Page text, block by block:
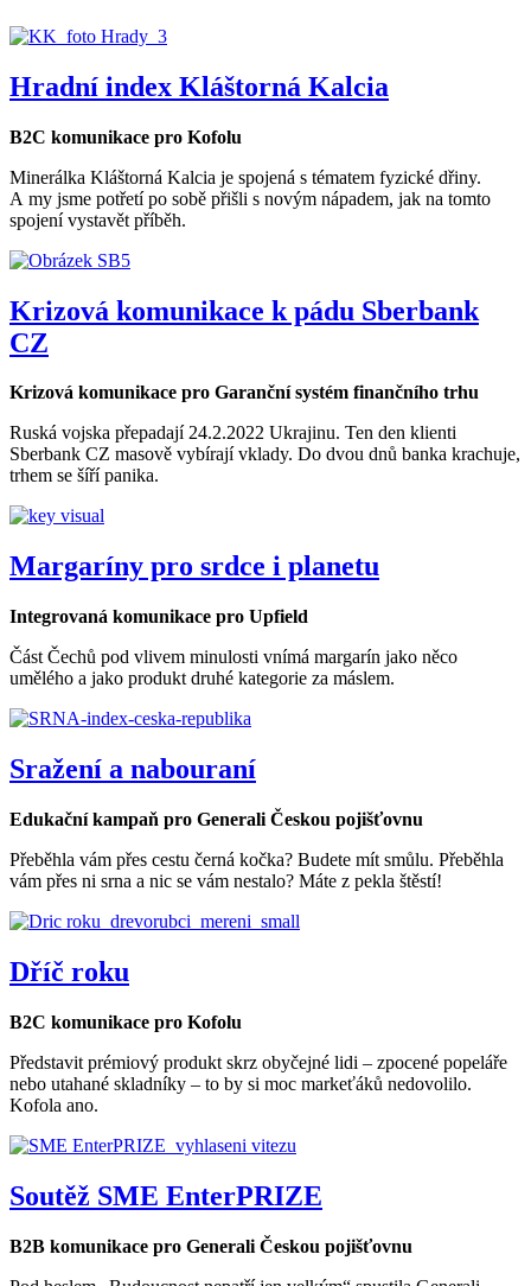
Hradní index Kláštorná Kalcia
B2C komunikace pro Kofolu
Minerálka Kláštorná Kalcia je spojená s tématem fyzické dřiny.
A my jsme potřetí po sobě přišli s novým nápadem, jak na tomto
spojení vystavět příběh.
Krizová komunikace k pádu Sberbank
CZ
Krizová komunikace pro Garanční systém finančního trhu
Ruská vojska přepadají 24.2.2022 Ukrajinu. Ten den klienti
Sberbank CZ masově vybírají vklady. Do dvou dnů banka krachuje,
trhem se šíří panika.
Margaríny pro srdce i planetu
Integrovaná komunikace pro Upfield
Část Čechů pod vlivem minulosti vnímá margarín jako něco
umělého a jako produkt druhé kategorie za máslem.
Sražení a nabouraní
Edukační kampaň pro Generali Českou pojišťovnu
Přeběhla vám přes cestu černá kočka? Budete mít smůlu. Přeběhla
vám přes ni srna a nic se vám nestalo? Máte z pekla štěstí!
Dříč roku
B2C komunikace pro Kofolu
Představit prémiový produkt skrz obyčejné lidi – zpocené popeláře
nebo utahané skladníky – to by si moc markeťáků nedovolilo.
Kofola ano.
Soutěž SME EnterPRIZE
B2B komunikace pro Generali Českou pojišťovnu